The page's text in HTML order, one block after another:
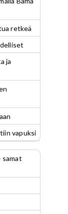
retkeä
ja
vapuksi
samat